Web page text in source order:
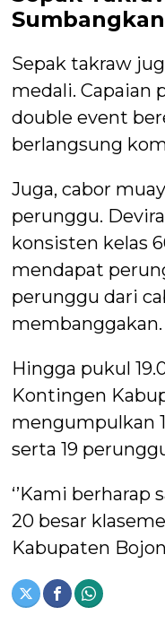
Sepak takraw
medali. Capaian
double event
berlangsung
Juga, cabor
perunggu.
konsisten kelas
mendapat
perunggu dari
membanggakan.
Hingga pukul
Kontingen
mengumpulkan
serta 19
‘’Kami berharap
20 besar
Kabupaten